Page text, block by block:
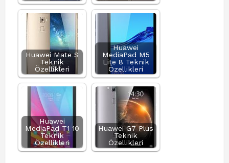
Huawei Mate S
Teknik
Özellikleri
Huawei
MediaPad M5
Lite 8 Teknik
Özellikleri
Huawei
MediaPad T1 10
Teknik
Özellikleri
Huawei G7 Plus
Teknik
Özellikleri